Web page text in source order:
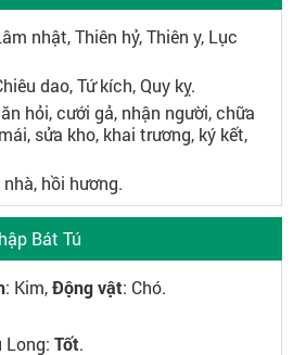
nhật, Thiên hỷ, Thiên y, Lục
dao, Tứ kích, Quy kỵ.
hỏi, cưới gả, nhận người, chữa
sửa kho, khai trương, ký kết,
nhà, hồi hương.
Bát Tú
: Kim,Động vật: Chó.
Long: Tốt.